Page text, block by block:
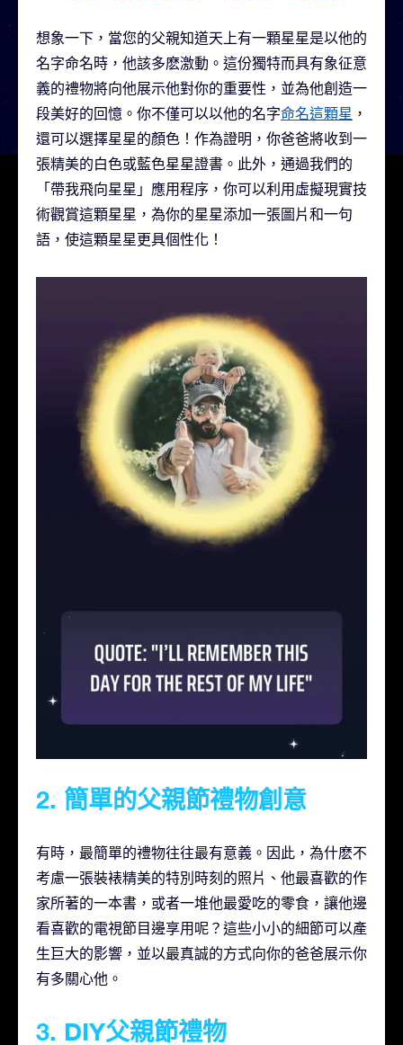
想象一下，當您的父親知道天上有一顆星星是以他的
名字命名時，他該多麽激動。這份獨特而具有象征意
義的禮物將向他展示他對你的重要性，並為他創造一
段美好的回憶。你不僅可以以他的名字命名這顆星 ，
還可以選擇星星的顏色！作為證明，你爸爸將收到一
張精美的白色或藍色星星證書。此外，通過我們的
「帶我飛向星星」應用程序，你可以利用虛擬現實技
術觀賞這顆星星，為你的星星添加一張圖片和一句
語，使這顆星星更具個性化！
2. 簡單的父親節禮物創意
有時，最簡單的禮物往往最有意義。因此，為什麽不
考慮一張裝裱精美的特別時刻的照片、他最喜歡的作
家所著的一本書，或者一堆他最愛吃的零食，讓他邊
看喜歡的電視節目邊享用呢？這些小小的細節可以產
生巨大的影響，並以最真誠的方式向你的爸爸展示你
有多關心他。
3. DIY父親節禮物